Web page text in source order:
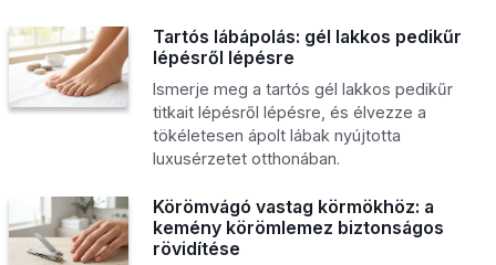
Tartós lábápolás: gél lakkos pedikűr
lépésről lépésre
Ismerje meg a tartós gél lakkos pedikűr
titkait lépésről lépésre, és élvezze a
tökéletesen ápolt lábak nyújtotta
luxusérzetet otthonában.
Körömvágó vastag körmökhöz: a
kemény körömlemez biztonságos
rövidítése